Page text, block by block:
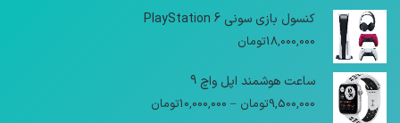
کنسول بازی سونی PlayStation 6
18,000,000تومان
ساعت هوشمند اپل واچ 9
9,500,000تومان –
10,000,000تومان